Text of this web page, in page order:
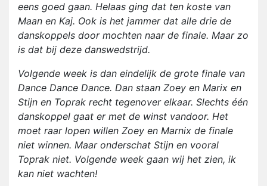
eens goed gaan. Helaas ging dat ten koste van
Maan en Kaj. Ook is het jammer dat alle drie de
danskoppels door mochten naar de finale. Maar zo
is dat bij deze danswedstrijd.
Volgende week is dan eindelijk de grote finale van
Dance Dance Dance. Dan staan Zoey en Marix en
Stijn en Toprak recht tegenover elkaar. Slechts één
danskoppel gaat er met de winst vandoor. Het
moet raar lopen willen Zoey en Marnix de finale
niet winnen. Maar onderschat Stijn en vooral
Toprak niet. Volgende week gaan wij het zien, ik
kan niet wachten!